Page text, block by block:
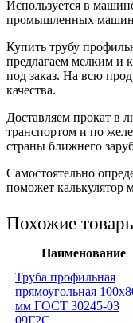
Используется в
промышленных
Купить трубу
предлагаем мелким и
под заказ. На всю
качества.
Доставляем прокат в
транспортом и по
страны ближнего
Самостоятельно
поможет калькулятор
Похожие
Наименование
Труба профильная
прямоугольная
мм ГОСТ 30245-03
09Г2С